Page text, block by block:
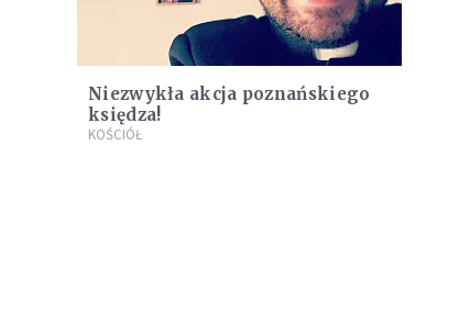
Niezwykła akcja poznańskiego
księdza!
KOŚCIÓŁ